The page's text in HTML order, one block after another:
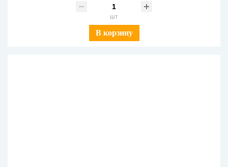
шт
В корзину